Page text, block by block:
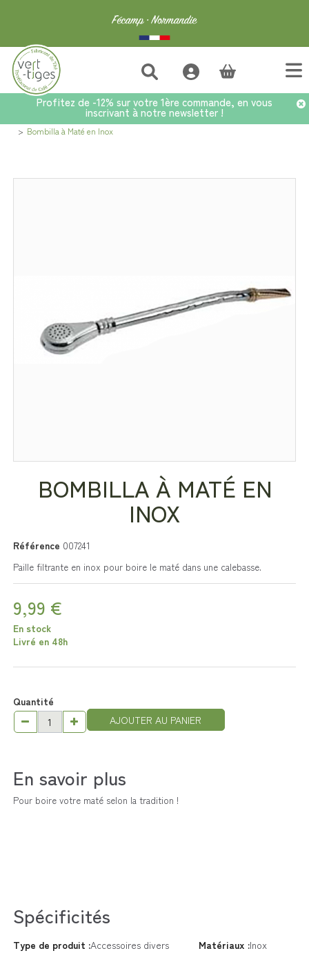
Profitez de -12% sur votre 1ère commande, en vous
inscrivant à notre newsletter !
Accessoires > Autour du thé > Mesures, Sabliers, Calebasses...
> Bombilla à Maté en Inox
BOMBILLA À MATÉ EN
INOX
Référence 007241
Paille filtrante en inox pour boire le maté dans une calebasse.
9,99 €
En stock
Livré en 48h
Quantité
AJOUTER AU PANIER
En savoir plus
Pour boire votre maté selon la tradition !
Spécificités
Type de produit :Accessoires divers Matériaux :Inox